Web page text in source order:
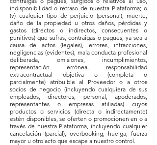
indisponibilidad o retraso de nuestra Plataforma; o
(v) cualquier tipo de perjuicio (personal), muerte,
daño de la propiedad u otros daños, pérdidas y
gastos (directos o indirectos, consecuentes o
punitivos) que sufras, contraigas o pagues, ya sea a
causa de actos (legales), errores, infracciones,
negligencias (evidentes), mala conducta profesional
deliberada, omisiones, incumplimientos,
representación errónea, responsabilidad
extracontractual objetiva o (completa o
parcialmente) atribuible al Proveedor o a otros
socios de negocio (incluyendo cualquiera de sus
empleados, directores, personal, apoderados,
representantes o empresas afiliadas) cuyos
productos o servicios (directa o indirectamente)
estén disponibles, se oferten o promocionen en o a
través de nuestra Plataforma, incluyendo cualquier
cancelación (parcial), overbooking, huelga, fuerza
mayor u otro acto que escape a nuestro control.